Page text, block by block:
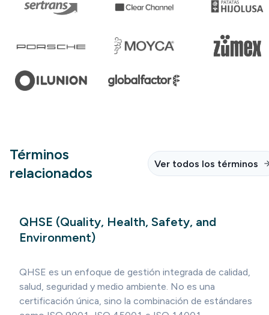
Términos
relacionados
Ver todos los términos
QHSE (Quality, Health, Safety, and
Environment)
QHSE es un enfoque de gestión integrada de calidad,
salud, seguridad y medio ambiente. No es una
certificación única, sino la combinación de estándares